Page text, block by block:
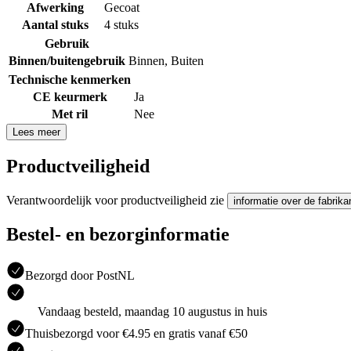
Afwerking
Gecoat
Aantal stuks
4 stuks
Gebruik
Binnen/buitengebruik Binnen, Buiten
Technische kenmerken
CE keurmerk
Ja
Met ril
Nee
Lees meer
Productveiligheid
Verantwoordelijk voor productveiligheid zie informatie over de
Bestel- en bezorginformatie
Bezorgd door PostNL
Vandaag besteld, maandag 10 augustus in huis
Thuisbezorgd voor €4.95 en gratis vanaf €50